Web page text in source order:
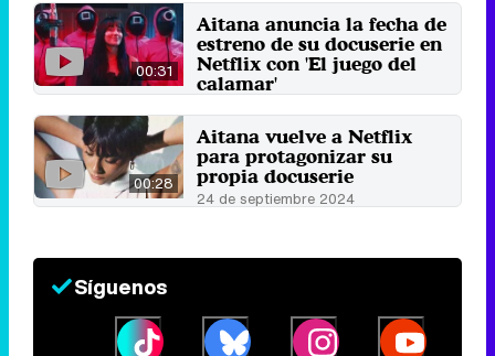
00:31
Aitana anuncia la fecha de
estreno de su docuserie en
Netflix con 'El juego del
calamar'
00:28
Aitana vuelve a Netflix
para protagonizar su
propia docuserie
24 de septiembre 2024
Síguenos